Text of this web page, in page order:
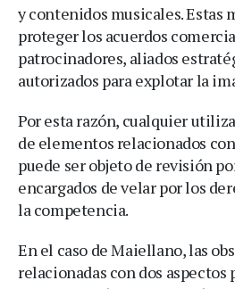
y contenidos musicales. Estas
proteger los acuerdos
patrocinadores, aliados
autorizados para explotar la
Por esta razón, cualquier
de elementos relacionados
puede ser objeto de revisión
encargados de velar por los
la competencia.
En el caso de Maiellano, las
relacionadas con dos